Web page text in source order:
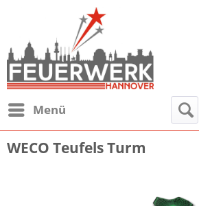
Menü
WECO Teufels Turm